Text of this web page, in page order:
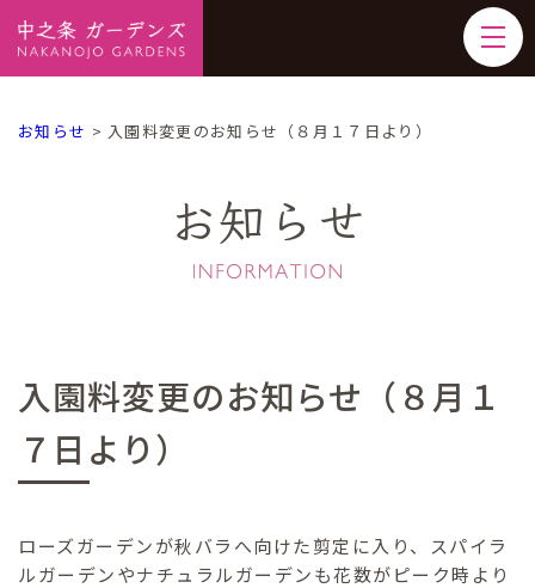
お知らせ > 入園料変更のお知らせ（８月１７日より）
お知らせ
入園料変更のお知らせ（８月１
７日より）
ローズガーデンが秋バラへ向けた剪定に入り、スパイラ
ルガーデンやナチュラルガーデンも花数がピーク時より